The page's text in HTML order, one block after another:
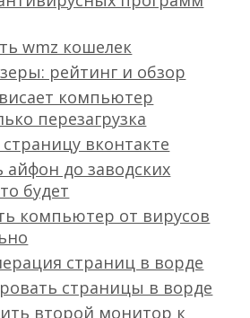
wmz кошелек
рейтинг и обзор
компьютер
перезагрузка
вконтакте
айфон до заводских
будет
компьютер от вирусов
страниц в ворде
страницы в ворде
второй монитор к